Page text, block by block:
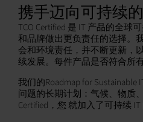
携手迈向可持续
TCO Certified 是 IT 产品的全球
和品牌做出更负责任的选择。
会和环境责任，并不断更新，
续发展。每件产品是否符合所
我们的Roadmap for
问题的长期计划：气候、物质
Certified，您 就加入了可持续 IT